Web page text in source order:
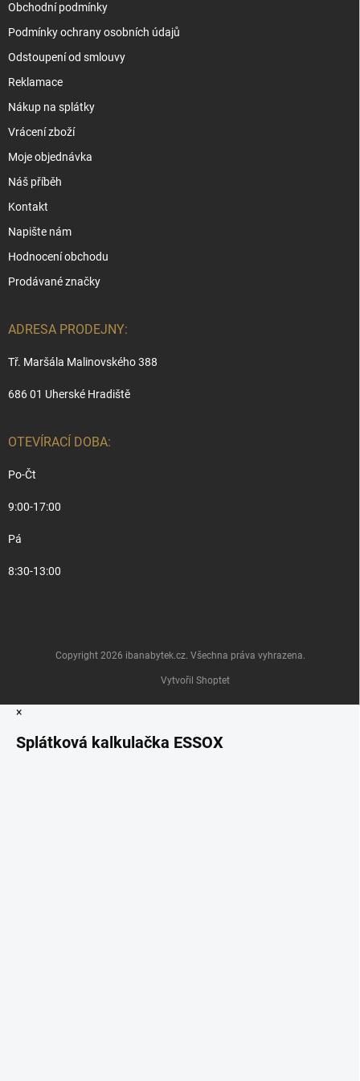
Obchodní podmínky
Podmínky ochrany osobních údajů
Odstoupení od smlouvy
Reklamace
Nákup na splátky
Vrácení zboží
Moje objednávka
Náš příběh
Kontakt
Napište nám
Hodnocení obchodu
Prodávané značky
ADRESA PRODEJNY:
Tř. Maršála Malinovského 388
686 01 Uherské Hradiště
OTEVÍRACÍ DOBA:
Po-Čt
9:00-17:00
Pá
8:30-13:00
Vytvořil Shoptet
Copyright 2026 ibanabytek.cz. Všechna práva vyhrazena.
×
Splátková kalkulačka ESSOX